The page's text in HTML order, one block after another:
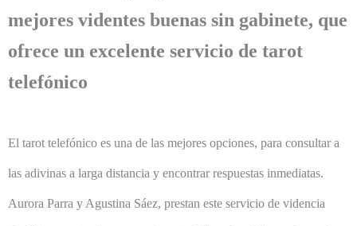
mejores videntes buenas sin gabinete, que
ofrece un excelente servicio de tarot
telefónico
El tarot telefónico es una de las mejores opciones, para consultar a
las adivinas a larga distancia y encontrar respuestas inmediatas.
Aurora Parra y Agustina Sáez, prestan este servicio de videncia